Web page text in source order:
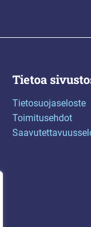
Tietoa
Tietosuojaseloste
Toimitusehdot